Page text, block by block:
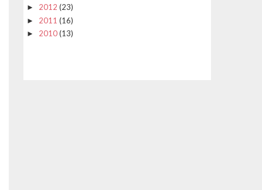
► 2012 (23)
► 2011 (16)
► 2010(13)